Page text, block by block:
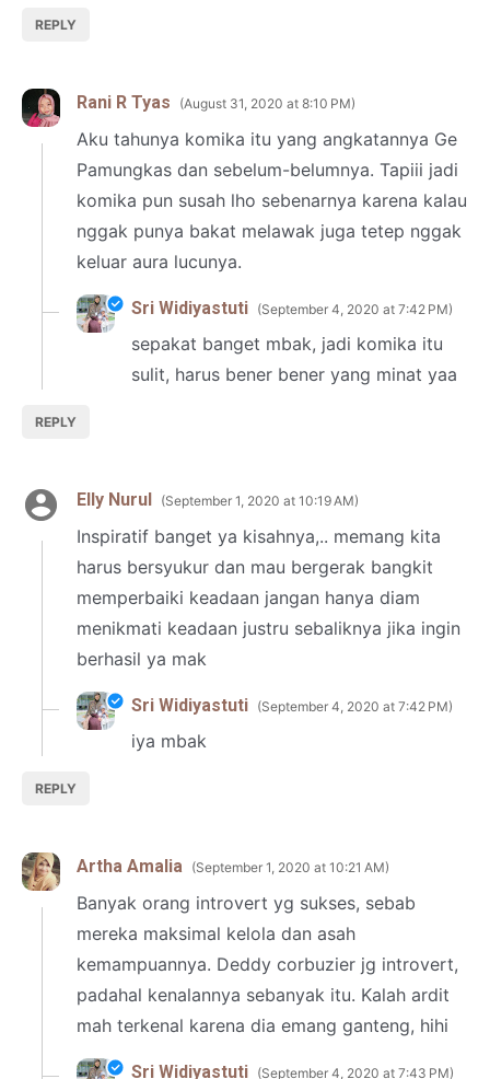
REPLY
Rani R Tyas August 31, 2020 at 8:10 PM
Aku tahunya komika itu yang angkatannya Ge
Pamungkas dan sebelum-belumnya. Tapiii jadi
komika pun susah lho sebenarnya karena kalau
nggak punya bakat melawak juga tetep nggak
keluar aura lucunya.
REPLY
Sri Widiyastuti September 4, 2020 at 7:42 PM
sepakat banget mbak, jadi komika itu
sulit, harus bener bener yang minat yaa
Elly Nurul September 1, 2020 at 10:19 AM
Inspiratif banget ya kisahnya,.. memang kita
harus bersyukur dan mau bergerak bangkit
memperbaiki keadaan jangan hanya diam
menikmati keadaan justru sebaliknya jika ingin
berhasil ya mak
REPLY
Sri Widiyastuti September 4, 2020 at 7:42 PM
iya mbak
Artha Amalia September 1, 2020 at 10:21 AM
Banyak orang introvert yg sukses, sebab
mereka maksimal kelola dan asah
kemampuannya. Deddy corbuzier jg introvert,
padahal kenalannya sebanyak itu. Kalah ardit
mah terkenal karena dia emang ganteng, hihi
Sri Widiyastuti September 4, 2020 at 7:43 PM